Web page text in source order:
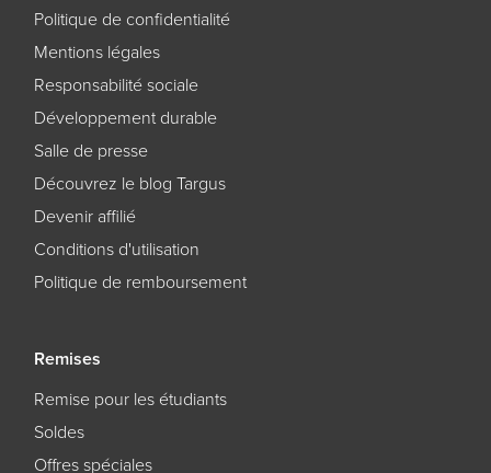
Politique de confidentialité
Mentions légales
Responsabilité sociale
Développement durable
Salle de presse
Découvrez le blog Targus
Devenir affilié
Conditions d'utilisation
Politique de remboursement
Remises
Remise pour les étudiants
Soldes
Offres spéciales